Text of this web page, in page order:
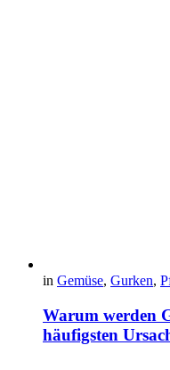
in Gemüse, Gurken,
Warum werden
häufigsten